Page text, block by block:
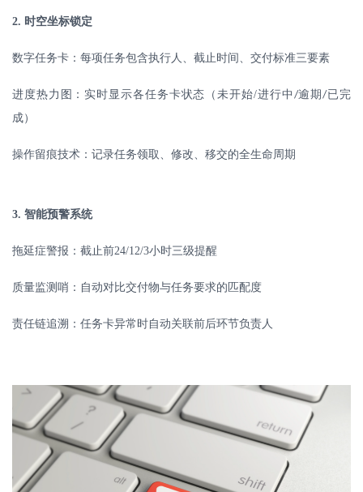
2. 时空坐标锁定
数字任务卡：每项任务包含执行人、截止时间、交付标准三要素
进度热力图：实时显示各任务卡状态（未开始/进行中 /逾期/已完
成）
操作留痕技术：记录任务领取、修改、移交的全生命周期
3. 智能预警系统
拖延症警报：截止前24/12/3小时三级提醒
质量监测哨：自动对比交付物与任务要求的匹配度
责任链追溯：任务卡异常时自动关联前后环节负责人